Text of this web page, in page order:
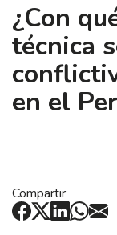
¿Con
técnica
en el
Compartir